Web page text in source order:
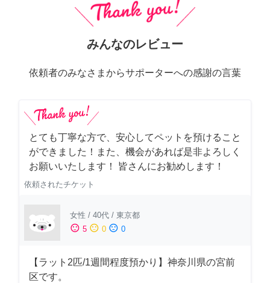
みんなのレビュー
依頼者のみなさまからサポーターへの感謝の言葉
とても丁寧な方で、安心してペットを預けること
ができました！また、機会があれば是非よろしく
お願いいたします！ 皆さんにお勧めします！
依頼されたチケット
女性 / 40代 / 東京都
sentiment_satisfied 5 sentiment_neutral 0 sentiment_dissatisfied 0
【ラット2匹/1週間程度預かり】神奈川県の宮前
区です。